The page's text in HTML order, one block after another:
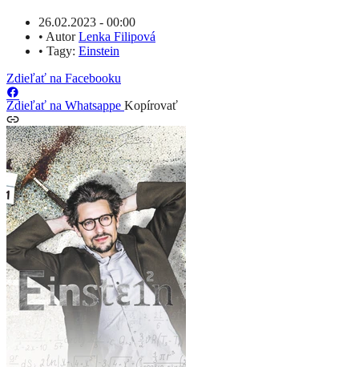
26.02.2023 - 00:00
• AutorLenka Filipová
• Tagy: Einstein
Zdieľať na Facebooku
Zdieľať na Whatsappe Kopírovať